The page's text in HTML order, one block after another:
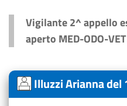
Vigilante 2^ appello
aperto MED-ODO-
Illuzzi Arianna